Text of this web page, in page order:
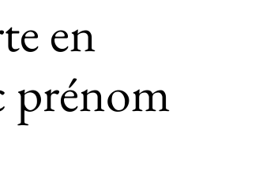
en
prénom